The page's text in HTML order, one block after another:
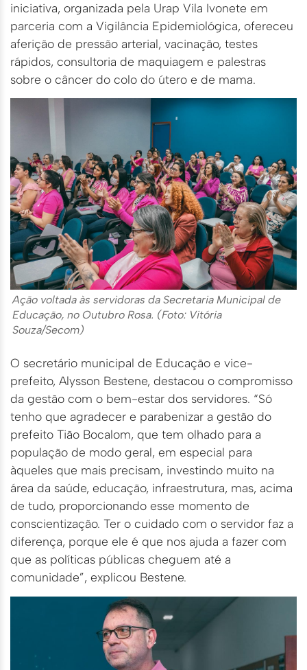
iniciativa, organizada pela Urap Vila Ivonete em
parceria com a Vigilância Epidemiológica, ofereceu
aferição de pressão arterial, vacinação, testes
rápidos, consultoria de maquiagem e palestras
sobre o câncer do colo do útero e de mama.
Ação voltada às servidoras da Secretaria Municipal de
Educação, no Outubro Rosa. (Foto: Vitória
Souza/Secom)
O secretário municipal de Educação e vice-
prefeito, Alysson Bestene, destacou o compromisso
da gestão com o bem-estar dos servidores. “Só
tenho que agradecer e parabenizar a gestão do
prefeito Tião Bocalom, que tem olhado para a
população de modo geral, em especial para
àqueles que mais precisam, investindo muito na
área da saúde, educação, infraestrutura, mas, acima
de tudo, proporcionando esse momento de
conscientização. Ter o cuidado com o servidor faz a
diferença, porque ele é que nos ajuda a fazer com
que as políticas públicas cheguem até a
comunidade”, explicou Bestene.